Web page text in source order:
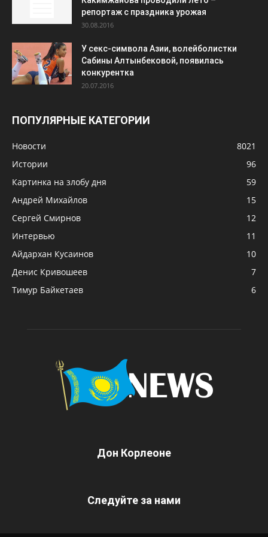
репортаж с праздника урожая
30.08.2016
У секс-символа Азии, волейболистки
Сабины Алтынбековой, появилась
конкурентка
20.07.2016
ПОПУЛЯРНЫЕ КАТЕГОРИИ
Новости
8021
Истории
96
Картинка на злобу дня
59
Андрей Михайлов
15
Сергей Смирнов
12
Интервью
11
Айдархан Кусаинов
10
Денис Кривошеев
7
Тимур Байкетаев
6
Дон Корлеоне
Следуйте за нами